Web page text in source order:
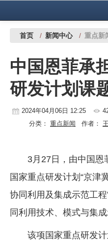
中国有色金属报社主办 广告服务
铜镍铅锌
铝
稀有稀土
镁钛
地矿 建设
党建工作
企业文化
首页 / 新闻中心 / 重点新
中国恩菲承
研发计划课
2024年04月06日 12:25
分类： 重点新闻 作者：
3月27日，由中国恩
国家重点研发计划“京津
协同利用及集成示范工
同利用技术、模式与集
该项国家重点研发